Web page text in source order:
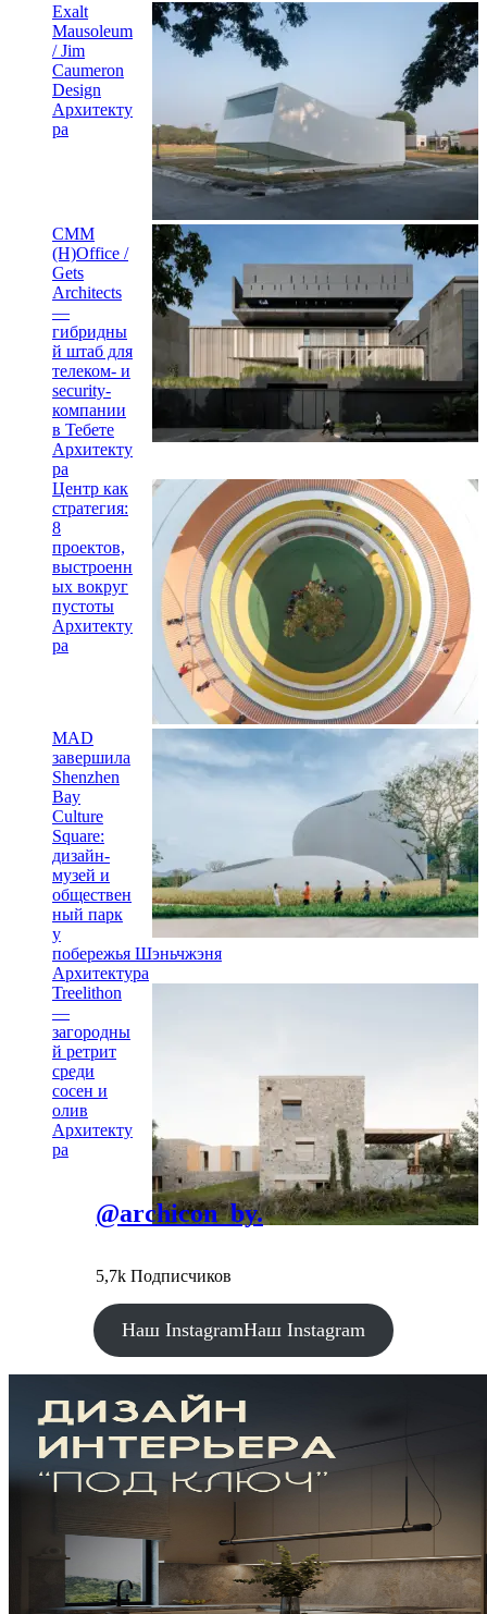
Exalt
Mausoleum
/ Jim
Caumeron
Design
Архитекту
ра
CMM
(H)Office /
Gets
Architects
—
гибридны
й штаб для
телеком- и
security-
компании
в Тебете
Архитекту
ра
Центр как
стратегия:
8
проектов,
выстроенн
ых вокруг
пустоты
Архитекту
ра
MAD
завершила
Shenzhen
Bay
Culture
Square:
дизайн-
музей и
обществен
ный парк
у
побережья Шэньчжэня
Архитектура
Treelithon
—
загородны
й ретрит
среди
сосен и
олив
Архитекту
ра
@archicon_by.
5,7k Подписчиков
Наш InstagramНаш Instagram